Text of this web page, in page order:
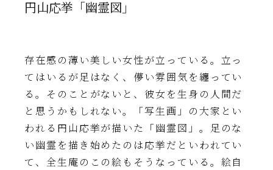
円山応挙「幽霊図」
存在感の薄い美しい女性が立っている。立っ
てはいるが足はなく、儚い雰囲気を纏ってい
る。そのことがないと、彼女を生身の人間だ
と思うかもしれない。「写生画」の大家とい
われる円山応挙が描いた「幽霊図」。足のな
い幽霊を描き始めたのは応挙だといわれてい
て、全生庵のこの絵もそうなっている。絵自